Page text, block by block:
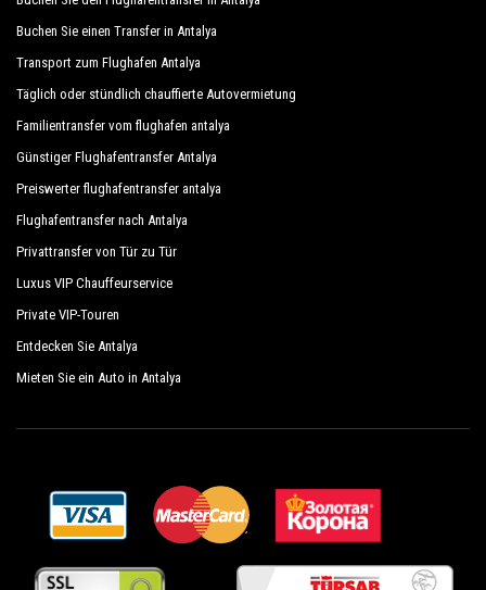
Buchen Sie einen Transfer in Antalya
Transport zum Flughafen Antalya
Täglich oder stündlich chauffierte Autovermietung
Familientransfer vom flughafen antalya
Günstiger Flughafentransfer Antalya
Preiswerter flughafentransfer antalya
Flughafentransfer nach Antalya
Privattransfer von Tür zu Tür
Luxus VIP Chauffeurservice
Private VIP-Touren
Entdecken Sie Antalya
Mieten Sie ein Auto in Antalya